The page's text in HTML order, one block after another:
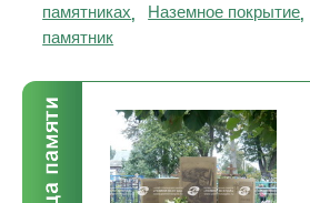
памятниках, Наземное покрытие,
памятник